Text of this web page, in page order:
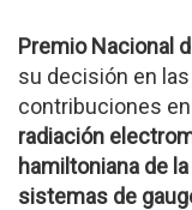
Premio Nacional
su decisión en
contribuciones en
radiación
hamiltoniana de
sistemas de